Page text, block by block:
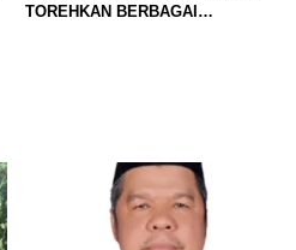
TOREHKAN BERBAGAI